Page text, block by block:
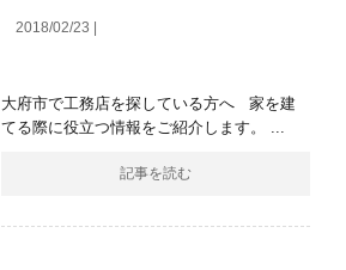
2018/02/23 |
大府市で工務店を探している方へ 家を建
てる際に役立つ情報をご紹介します。 ...
記事を読む